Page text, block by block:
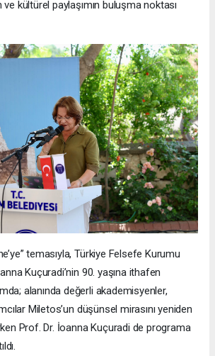
kültürel paylaşımın buluşma noktası
temasıyla, Türkiye Felsefe Kurumu
Kuçuradi’nin 90. yaşına ithafen
alanında değerli akademisyenler,
Miletos’un düşünsel mirasını yeniden
Prof. Dr. İoanna Kuçuradi de programa